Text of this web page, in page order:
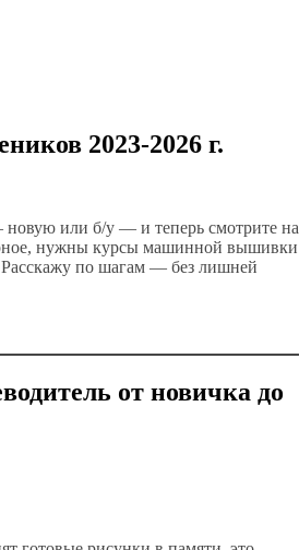
2023-2026 г.
или б/у — и теперь смотрите на
нужны курсы машинной вышивки
по шагам — без лишней
от новичка до